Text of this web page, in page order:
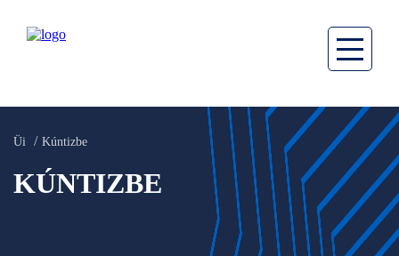
Üi Kúntizbe
KÚNTIZBE